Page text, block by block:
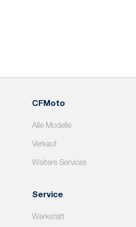
CFMoto
Alle Modelle
Verkauf
Weitere Services
Service
Werkstatt